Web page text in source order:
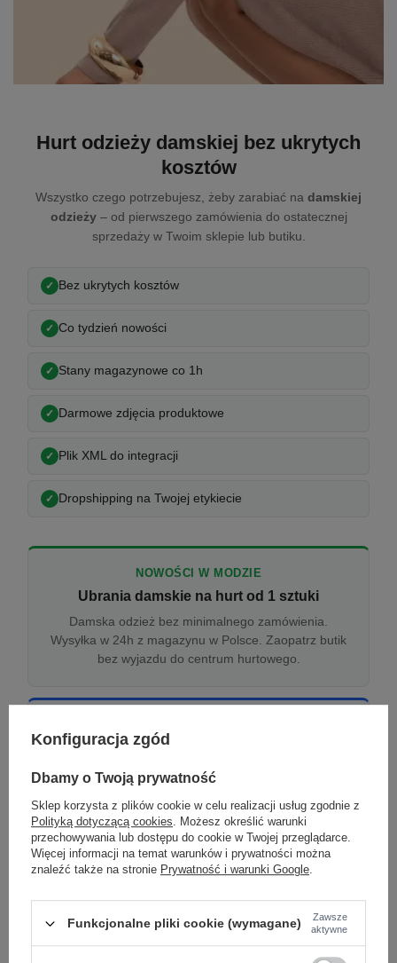
Hurt odzieży damskiej bez ukrytych
kosztów
Wszystko czego potrzebujesz, żeby zarabiać na damskiej
odzieży– od pierwszego zamówienia do ostatecznej
sprzedaży w Twoim sklepie lub butiku.
Bez ukrytych kosztów
Co tydzień nowości
Stany magazynowe co 1h
Darmowe zdjęcia produktowe
Plik XML do integracji
Dropshipping na Twojej etykiecie
NOWOŚCI W MODZIE
Ubrania damskie na hurt od 1 sztuki
Damska odzież bez minimalnego zamówienia.
Wysyłka w 24h z magazynu w Polsce. Zaopatrz butik
bez wyjazdu do centrum hurtowego.
Odzież damska hurtowo online
Internetowa hurtownia damska z plikiem XML/CSV.
Aktualizacja stanów co godzinę.
DROPSHIPPING
Damskie ubrania w dropshippingu
Hurt odzieży damskiej z wysyłką na etykiecie Twojego
sklepu w całej UE. Zero magazynu, zero
Konfiguracja zgód
Dbamy o Twoją prywatność
Sklep korzysta z plików cookie w celu realizacji usług zgodnie z
Polityką dotyczącą cookies. Możesz określić warunki
przechowywania lub dostępu do cookie w Twojej przeglądarce.
Więcej informacji na temat warunków i prywatności można
znaleźć także na stronie Prywatność i warunki Google.
Funkcjonalne pliki cookie (wymagane)
Zawsze
aktywne